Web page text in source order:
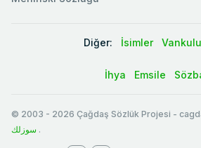
Diğer: İsimler Vankulu
İhya Emsile
© 2003 - 2026 Çağdaş Sözlük Projesi -
سوزلك .